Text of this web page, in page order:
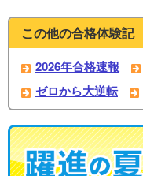
この他の合格体験記
2026年合格速報
ゼロから大逆転